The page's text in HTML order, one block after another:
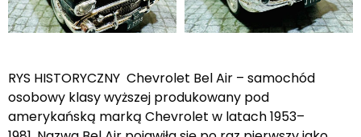
RYS HISTORYCZNY Chevrolet Bel Air – samochód
osobowy klasy wyższej produkowany pod
amerykańską marką Chevrolet w latach 1953–